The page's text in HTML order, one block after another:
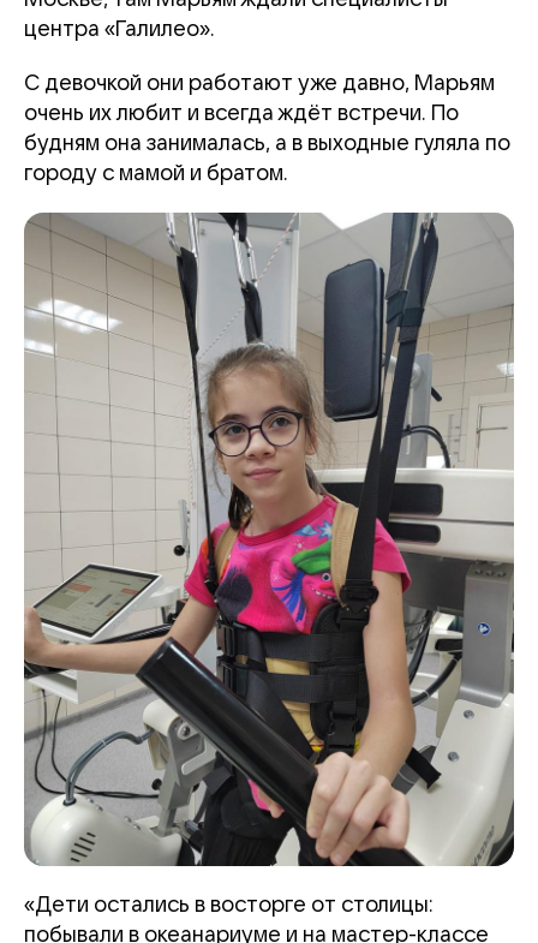
центра «Галилео».
С девочкой они работают уже давно, Марьям
очень их любит и всегда ждёт встречи. По
будням она занималась, а в выходные гуляла по
городу с мамой и братом.
«Дети остались в восторге от столицы:
побывали в океанариуме и на мастер-классе